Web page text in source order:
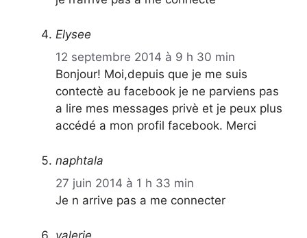
Elysee
12 septembre 2014 à 9 h 30 min
Bonjour! Moi,depuis que je me suis
contectè au facebook je ne parviens pas
a lire mes messages privè et je peux plus
accédé a mon profil facebook. Merci
naphtala
27 juin 2014 à 1 h 33 min
Je n arrive pas a me connecter
valerie